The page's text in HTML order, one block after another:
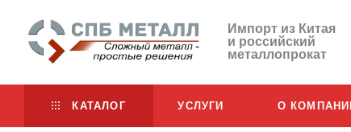
Импорт из Китая
и российский
металлопрокат
КАТАЛОГ УСЛУГИ О